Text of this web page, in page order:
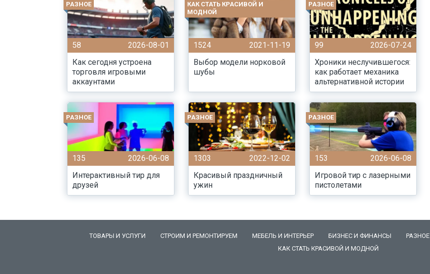
РАЗНОЕ
58
2026-08-01
Как сегодня устроена
торговля игровыми
аккаунтами
КАК СТАТЬ КРАСИВОЙ И
МОДНОЙ
1524
2021-11-19
Выбор модели норковой
шубы
РАЗНОЕ
99
2026-07-24
Хроники неслучившегося:
как работает механика
альтернативной истории
РАЗНОЕ
135
2026-06-08
Интерактивный тир для
друзей
РАЗНОЕ
1303
2022-12-02
Красивый праздничный
ужин
РАЗНОЕ
153
2026-06-08
Игровой тир с лазерными
пистолетами
ТОВАРЫ И УСЛУГИ СТРОИМ И РЕМОНТИРУЕМ МЕБЕЛЬ И ИНТЕРЬЕР БИЗНЕС И ФИНАНСЫ РАЗНОЕ
КАК СТАТЬ КРАСИВОЙ И МОДНОЙ